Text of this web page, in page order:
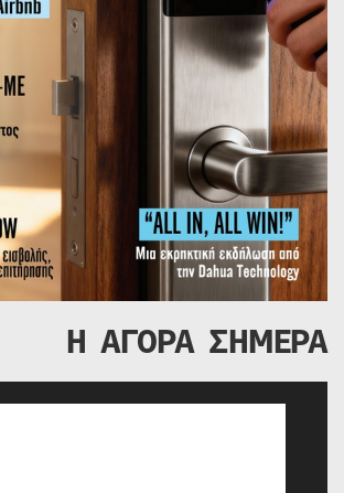
Η ΑΓΟΡΑ ΣΗΜΕΡΑ